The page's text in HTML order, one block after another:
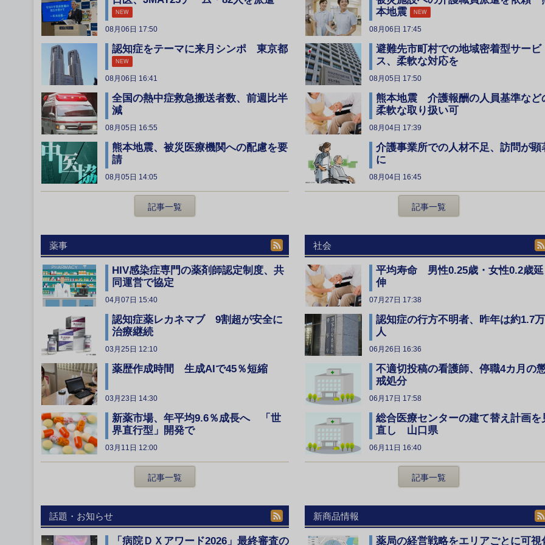
NEW
08月06日 17:50
認知症をテーマに来月シンポ 東京都
NEW
08月06日 16:41
全国の熱中症救急搬送者数、前週比半
減
08月05日 16:55
熊本地震、被災医療機関への配慮を要
請
08月05日 14:05
記事一覧
本地震
NEW
08月06日 17:45
避難先市町村での地域密着型サービ
ス、柔軟な対応を
08月05日 17:50
熊本地震 介護報酬の人員基準など
柔軟な取り扱い可
08月04日 17:39
介護事業所での人材不足、訪問が顕
に
08月04日 16:45
記事一覧
薬事
HIV感染症専門の薬剤師認定制度、共
同運営で協定
04月07日 15:40
認知症薬レカネマブ 9割超が安全に
治療継続
03月25日 12:10
薬歴作成時間 生成AIで45％短縮
03月23日 14:30
新薬市場、年平均9.6％成長へ 「世
界直行型」開発で
03月11日 12:00
記事一覧
社会
平均寿命 男性0.25歳・女性0.2歳延
伸
07月27日 17:38
認知症の行方不明者、昨年は約1.7万
人
06月26日 16:36
不適切投稿の看護師、停職4カ月の
戒処分
06月17日 17:58
総合医療センターの建て替え計画を
直し 山口県
06月11日 16:40
記事一覧
話題・お知らせ
「病院ＤＸアワード2026」最終審査の
新商品情報
薬局の経営戦略をエリアごとに可視